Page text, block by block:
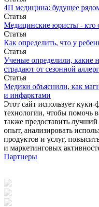
4П медицина: будущее
Статья
Медицинские юристы - кто
Статья
Как определить, что у
Статья
Ученые определили, какие
страдают от сезонной
Статья
Медики объяснили, как
и инфарктами
Этот сайт использует
технологии, чтобы помочь
также предоставить лучший
опыт, анализировать
продуктов и услуг,
и маркетинговых
Партнеры